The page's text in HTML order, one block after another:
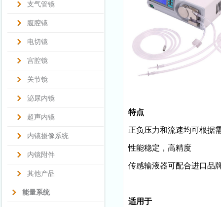
支气管镜
腹腔镜
电切镜
宫腔镜
关节镜
泌尿内镜
超声内镜
内镜摄像系统
内镜附件
其他产品
能量系统
特点
正负压力和流速均可根据
性能稳定，高精度
传感输液器可配合进口品
适用于